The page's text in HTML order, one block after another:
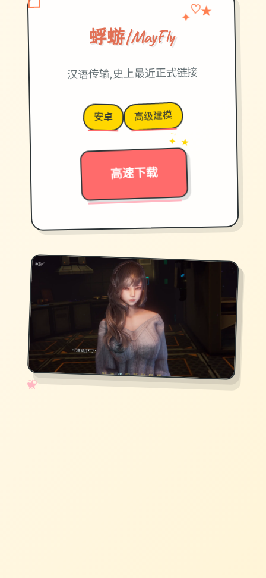
蜉蝣|MayFly
✦♡★
汉语传输,史上最近正式链接
安卓 高级建模
高速下载
→
✦ ★
✧
♡
★
♥